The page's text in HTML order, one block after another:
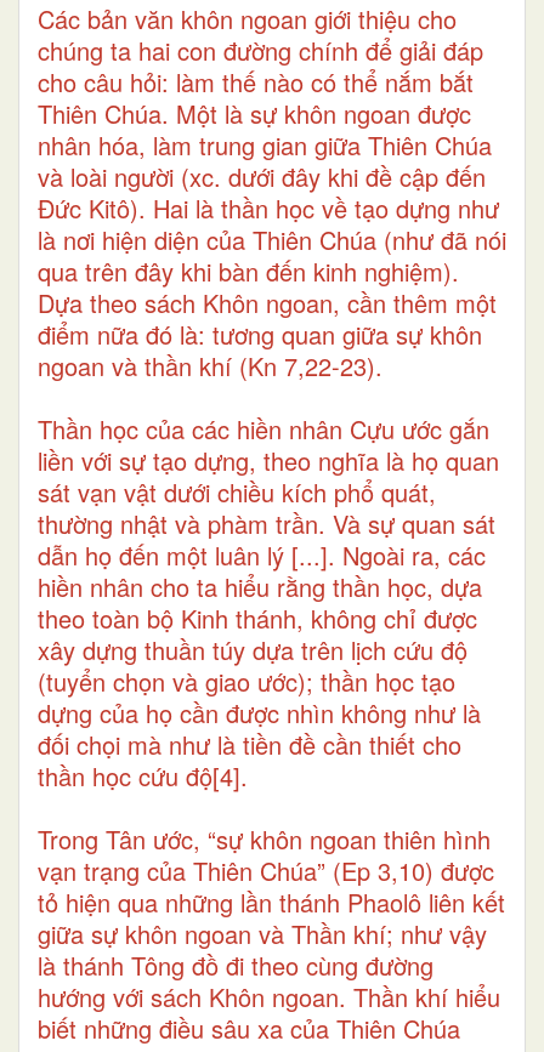
Các bản văn khôn ngoan giới thiệu cho
chúng ta hai con đường chính để giải đáp
cho câu hỏi: làm thế nào có thể nắm bắt
Thiên Chúa. Một là sự khôn ngoan được
nhân hóa, làm trung gian giữa Thiên Chúa
và loài người (xc. dưới đây khi đề cập đến
Đức Kitô). Hai là thần học về tạo dựng như
là nơi hiện diện của Thiên Chúa (như đã nói
qua trên đây khi bàn đến kinh nghiệm).
Dựa theo sách Khôn ngoan, cần thêm một
điểm nữa đó là: tương quan giữa sự khôn
ngoan và thần khí (Kn 7,22-23).
Thần học của các hiền nhân Cựu ước gắn
liền với sự tạo dựng, theo nghĩa là họ quan
sát vạn vật dưới chiều kích phổ quát,
thường nhật và phàm trần. Và sự quan sát
dẫn họ đến một luân lý [...]. Ngoài ra, các
hiền nhân cho ta hiểu rằng thần học, dựa
theo toàn bộ Kinh thánh, không chỉ được
xây dựng thuần túy dựa trên lịch cứu độ
(tuyển chọn và giao ước); thần học tạo
dựng của họ cần được nhìn không như là
đối chọi mà như là tiền đề cần thiết cho
thần học cứu độ[4].
Trong Tân ước, “sự khôn ngoan thiên hình
vạn trạng của Thiên Chúa” (Ep 3,10) được
tỏ hiện qua những lần thánh Phaolô liên kết
giữa sự khôn ngoan và Thần khí; như vậy
là thánh Tông đồ đi theo cùng đường
hướng với sách Khôn ngoan. Thần khí hiểu
biết những điều sâu xa của Thiên Chúa